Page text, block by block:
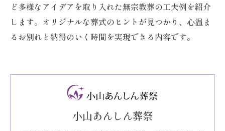
ど多様なアイデアを取り入れた無宗教葬の工夫例を紹介
します。オリジナルな葬式のヒントが見つかり、心温ま
るお別れと納得のいく時間を実現できる内容です。
小山あんしん葬祭